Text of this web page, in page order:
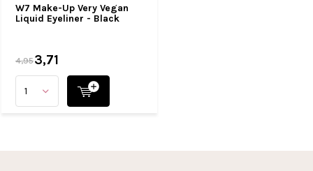
W7 Make-Up Very Vegan
Liquid Eyeliner - Black
4,953,71